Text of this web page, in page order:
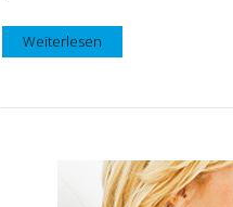
Weiterlesen